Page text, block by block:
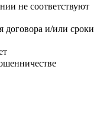
не соответствуют
договора и/или сроки